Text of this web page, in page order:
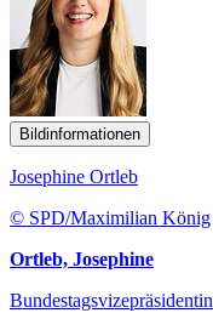
Bildinformationen
Josephine Ortleb
© SPD/Maximilian König
Ortleb, Josephine
Bundestagsvizepräsidentin